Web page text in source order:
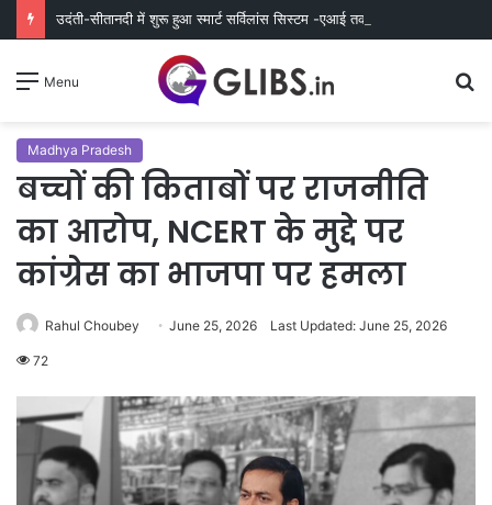
Menu
Madhya Pradesh
बच्चों की किताबों पर राजनीति
का आरोप, NCERT के मुद्दे पर
कांग्रेस का भाजपा पर हमला
Rahul Choubey June 25, 2026 Last Updated: June 25, 2026
72